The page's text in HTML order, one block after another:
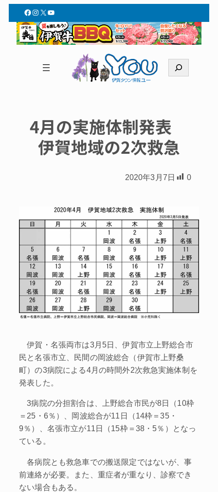
Facebook
Instagram
X YouTube
索
4月の実施体制発表
伊賀地域の2次救急
2020年3月7日 0
伊賀・名張両市は3月5日、伊賀市立上野総合市
民と名張市立、民間の岡波総合（伊賀市上野桑
町）の3病院による4月の時間外2次救急実施体制を
発表した。
3病院の分担割合は、上野総合市民が8日（10枠
＝25・6％）、岡波総合が11日（14枠＝35・
9％）、名張市立が11日（15枠＝38・5％）となっ
ている。
各病院とも救急車での搬送限定ではないが、事
前連絡が必要。また、重症者が重なり、診察でき
ない場合もある。